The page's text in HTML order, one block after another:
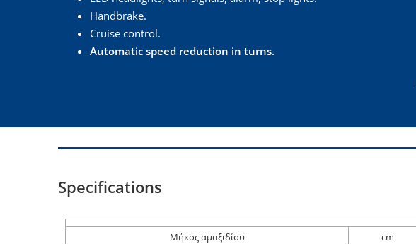
Handbrake.
Cruise control.
Automatic speed reduction in turns.
Specifications
Μήκος αμαξιδίου cm